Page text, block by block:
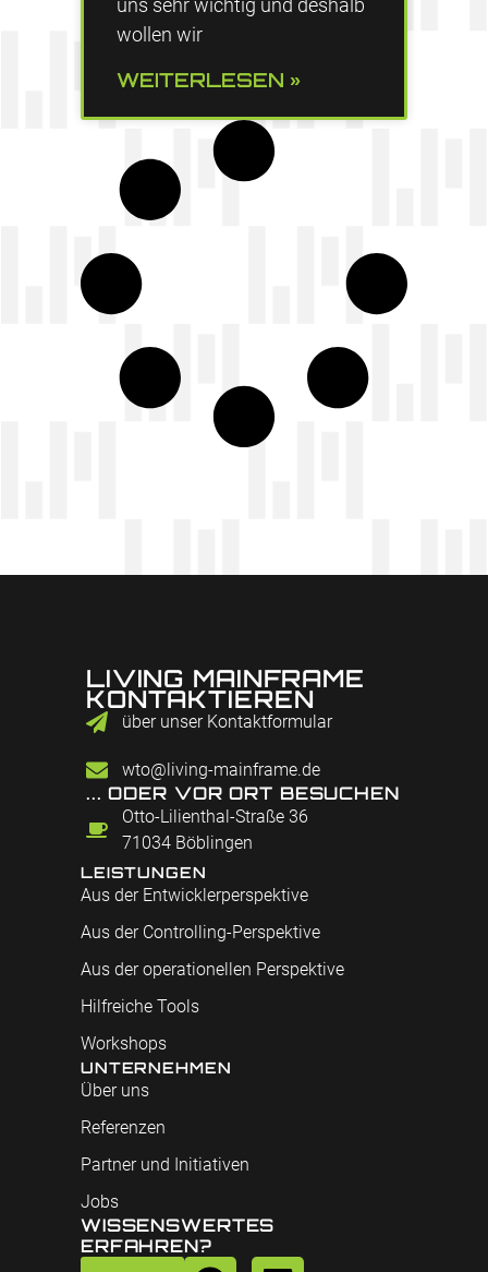
uns sehr wichtig und deshalb
wollen wir
WEITERLESEN »
LIVING MAINFRAME
KONTAKTIEREN
über unser Kontaktformular
wto@living-mainframe.de
... ODER VOR ORT BESUCHEN
Otto-Lilienthal-Straße 36
71034 Böblingen
LEISTUNGEN
Aus der Entwicklerperspektive
Aus der Controlling-Perspektive
Aus der operationellen Perspektive
Hilfreiche Tools
Workshops
UNTERNEHMEN
Über uns
Referenzen
Partner und Initiativen
Jobs
WISSENSWERTES
ERFAHREN?